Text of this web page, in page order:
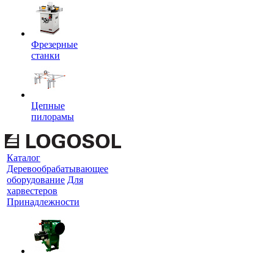
Фрезерные
станки
Цепные
пилорамы
Каталог
Деревообрабатывающее
оборудование Для
харвестеров
Принадлежности